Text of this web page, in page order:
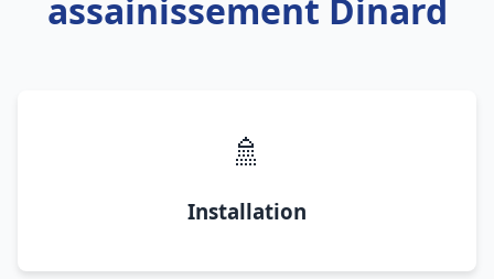
assainissement Dinard
🚿
Installation